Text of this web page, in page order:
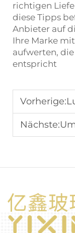
richtigen
diese Tipps
Anbieter auf
Ihre Marke
aufwerten,
entspricht
Vorherige:
Nächste: